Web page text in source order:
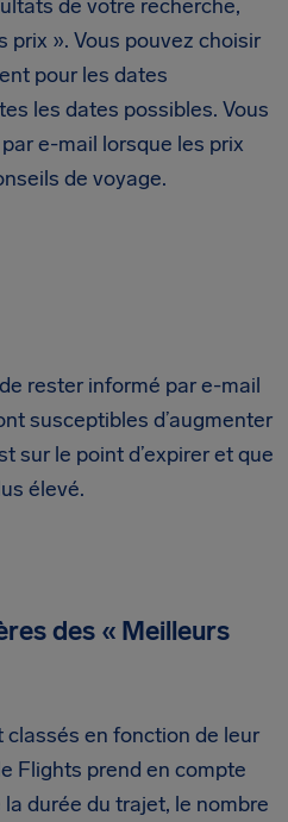
de votre recherche,
prix ». Vous pouvez choisir
pour les dates
les dates possibles. Vous
e-mail lorsque les prix
de voyage.
rester informé par e-mail
susceptibles d’augmenter
sur le point d’expirer et que
élevé.
des « Meilleurs
en fonction de leur
Flights prend en compte
durée du trajet, le nombre